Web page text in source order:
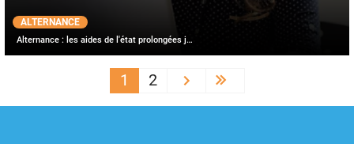
ALTERNANCE
Alternance : les aides de l'état prolongées j…
1 2 Next ›